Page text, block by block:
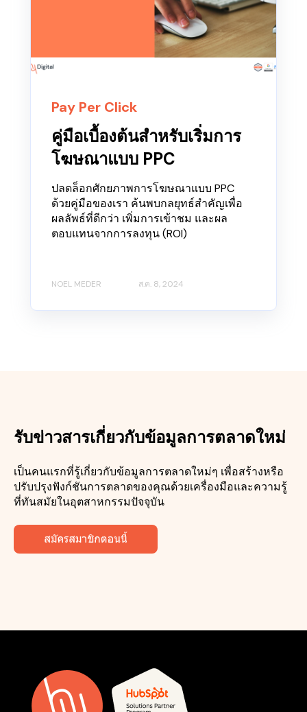
Pay Per Click
คู่มือเบื้องต้นสำหรับเริ่มการ
โฆษณาแบบ PPC
ปลดล็อกศักยภาพการโฆษณาแบบ PPC
ด้วยคู่มือของเรา ค้นพบกลยุทธ์สำคัญเพื่อ
ผลลัพธ์ที่ดีกว่า เพิ่มการเข้าชม และผล
ตอบแทนจากการลงทุน (ROI)
NOEL MEDER ส.ค. 8, 2024
รับข่าวสารเกี่ยวกับข้อมูลการตลาดใหม่
เป็นคนแรกที่รู้เกี่ยวกับข้อมูลการตลาดใหม่ๆ เพื่อสร้างหรือ
ปรับปรุงฟังก์ชันการตลาดของคุณด้วยเครื่องมือและความรู้
ที่ทันสมัยในอุตสาหกรรมปัจจุบัน